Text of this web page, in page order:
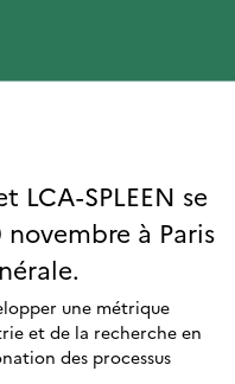
LCA-SPLEEN se
à Paris
une métrique
et de la recherche en
des processus